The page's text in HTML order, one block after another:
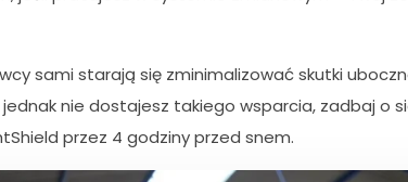
sami starają się zminimalizować skutki
nie dostajesz takiego wsparcia, zadbaj o
przez 4 godziny przed snem.